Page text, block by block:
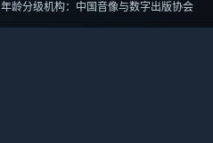
年龄分级机构：中国音像与数字出版协会